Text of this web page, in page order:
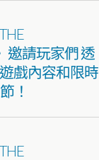
邀請玩家們 透
戲內容和限時
！